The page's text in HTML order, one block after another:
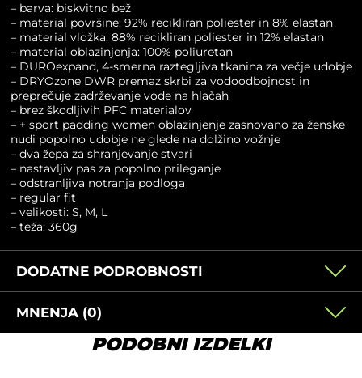
– barva: biskvitno bež
– material površine: 92% recikliran poliester in 8% elastan
– material vložka: 88% recikliran poliester in 12% elastan
– material oblazinjenja: 100% poliuretan
– DUROexpand, 4-smerna raztegljiva tkanina za večje udobje
– DRYOzone DWR premaz skrbi za vodoodbojnost in
preprečuje zadrževanje vode na hlačah
– brez škodljivih PFC materialov
– + sport padding women oblazinjenje zasnovano za ženske
nudi popolno udobje ne glede na dolžino vožnje
– dva žepa za shranjevanje stvari
– nastavljiv pas za popolno prileganje
– odstranljiva notranja podloga
– regular fit
– velikosti: S, M, L
– teža: 360g
DODATNE PODROBNOSTI
MNENJA (0)
PODOBNI IZDELKI